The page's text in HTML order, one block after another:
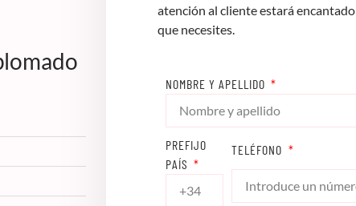
atención al cliente estará
que necesites.
NOMBRE Y APELLIDO
PREFIJO
PAÍS
TELÉFONO